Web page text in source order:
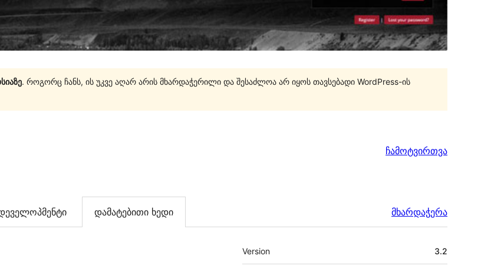
. როგორც ჩანს, ის უკვე აღარ არის მხარდაჭერილი და შესაძლოა არ იყოს თავსებადი WordPress-ის
ჩამოტვირთვა
დამატებითი ხედი მხარდაჭერა
მეტა
Version 3.2